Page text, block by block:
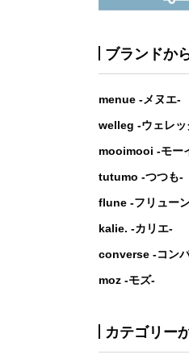
ブランドか
menue -メヌエ-
welleg -ウェレッ
mooimooi -モー
tutumo -つつも-
flune -フリュー
kalie. -カリエ-
converse -コン
moz -モズ-
カテゴリー